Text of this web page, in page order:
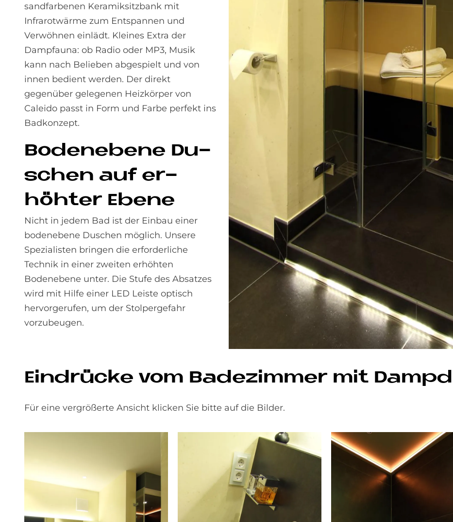
sandfarbenen Keramiksitzbank mit
Infrarotwärme zum Entspannen und
Verwöhnen einlädt. Kleines Extra der
Dampfauna: ob Radio oder MP3, Musik
kann nach Belieben abgespielt und von
innen bedient werden. Der direkt
gegenüber gelegenen Heizkörper von
Caleido passt in Form und Farbe perfekt ins
Badkonzept.
Bo­den­ebe­ne Du­
schen auf er­
höh­ter Ebe­ne
Nicht in jedem Bad ist der Einbau einer
bodenebene Duschen möglich. Unsere
Spezialisten bringen die erforderliche
Technik in einer zweiten erhöhten
Bodenebene unter. Die Stufe des Absatzes
wird mit Hilfe einer LED Leiste optisch
hervorgerufen, um der Stolpergefahr
vorzubeugen.
Ein­drücke vom Ba­de­zim­mer mit
Für eine vergrößerte Ansicht klicken Sie bitte auf die Bilder.